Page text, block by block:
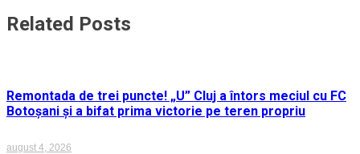
Related Posts
Remontada de trei puncte! „U” Cluj a întors meciul cu FC
Botoșani și a bifat prima victorie pe teren propriu
august 4, 2026